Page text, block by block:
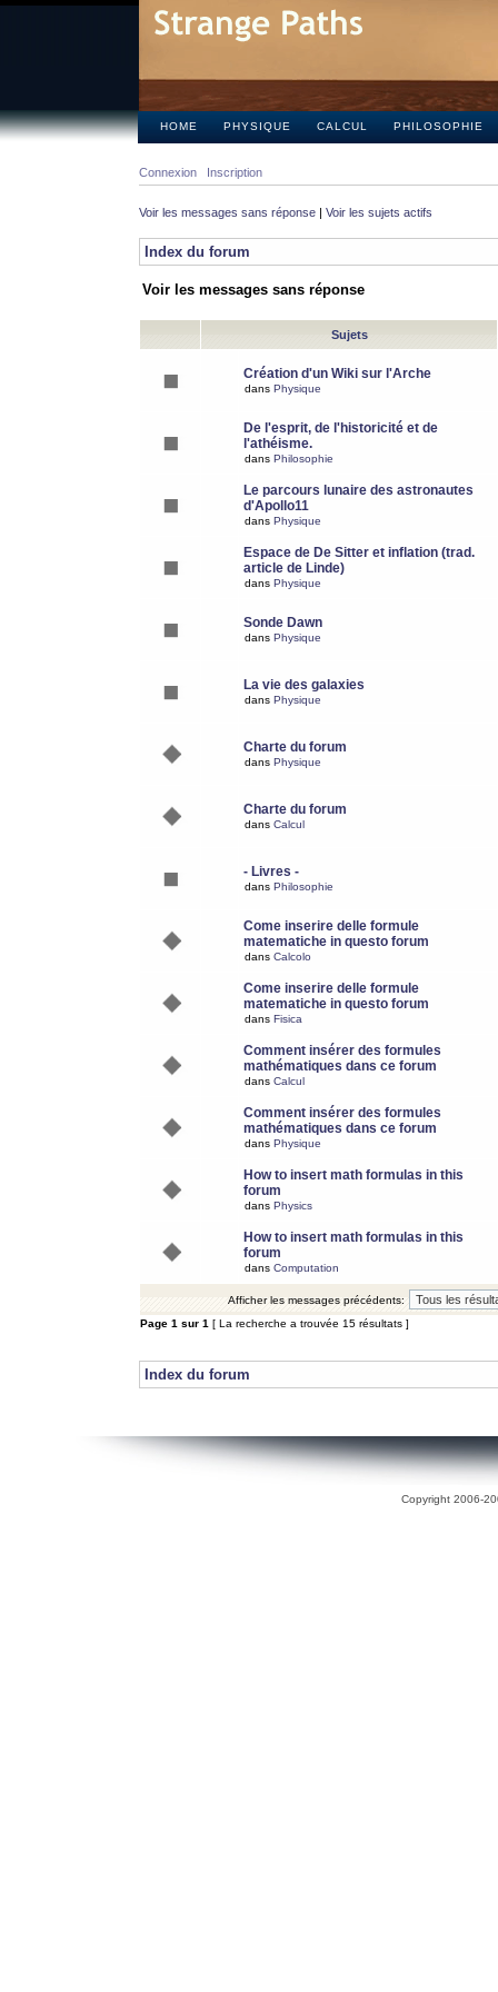
HOME PHYSIQUE CALCUL PHILOSOPHIE
Connexion Inscription
Voir les messages sans réponse | Voir les sujets actifs
Index du forum
Voir les messages sans réponse
Sujets
Création d'un Wiki sur l'Arche
dans Physique
De l'esprit, de l'historicité et de
l'athéisme.
dans Philosophie
Le parcours lunaire des astronautes
d'Apollo11
dans Physique
Espace de De Sitter et inflation (trad.
article de Linde)
dans Physique
Sonde Dawn
dans Physique
La vie des galaxies
dans Physique
Charte du forum
dans Physique
Charte du forum
dans Calcul
- Livres -
dans Philosophie
Come inserire delle formule
matematiche in questo forum
dans Calcolo
Come inserire delle formule
matematiche in questo forum
dans Fisica
Comment insérer des formules
mathématiques dans ce forum
dans Calcul
Comment insérer des formules
mathématiques dans ce forum
dans Physique
How to insert math formulas in this
forum
dans Physics
How to insert math formulas in this
forum
dans Computation
Afficher les messages précédents:
Page 1 sur 1 [ La recherche a trouvée 15 résultats ]
Index du forum
Copyright 2006-